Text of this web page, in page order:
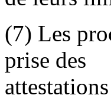
(7) Les
prise des